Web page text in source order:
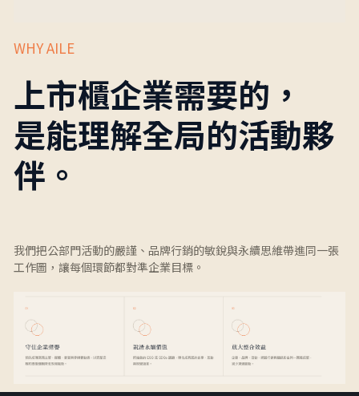
WHY AILE
上市櫃企業需要的，
是能理解全局的活動夥
伴。
我們把公部門活動的嚴謹、品牌行銷的敏銳與永續思維帶進同一張
工作圖，讓每個環節都對準企業目標。